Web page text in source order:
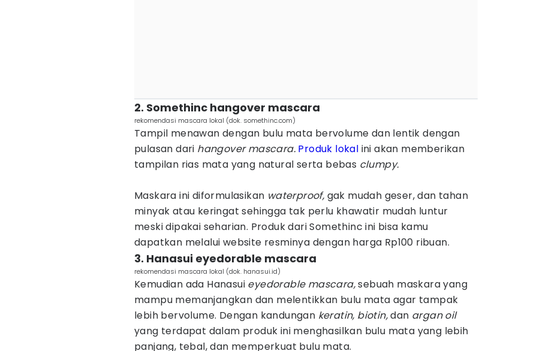
2. Somethinc hangover mascara
rekomendasi mascara lokal (dok. somethinc.com)
Tampil menawan dengan bulu mata bervolume dan lentik dengan
pulasan dari hangover mascara. Produk lokal ini akan memberikan
tampilan rias mata yang natural serta bebas clumpy.
Maskara ini diformulasikan waterproof, gak mudah geser, dan tahan
minyak atau keringat sehingga tak perlu khawatir mudah luntur
meski dipakai seharian. Produk dari Somethinc ini bisa kamu
dapatkan melalui website resminya dengan harga Rp100 ribuan.
3. Hanasui eyedorable mascara
rekomendasi mascara lokal (dok. hanasui.id)
Kemudian ada Hanasui eyedorable mascara,sebuah maskara yang
mampu memanjangkan dan melentikkan bulu mata agar tampak
lebih bervolume. Dengan kandungan keratin, biotin,dan argan oil
yang terdapat dalam produk ini menghasilkan bulu mata yang lebih
panjang, tebal, dan memperkuat bulu mata.